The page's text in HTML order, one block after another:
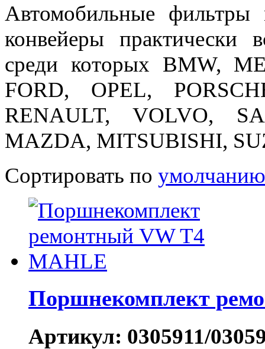
Автомобильные
конвейеры практически
среди которых BMW,
FORD, OPEL,
RENAULT, VOLVO,
MAZDA, MITSUBISHI,
Сортировать по умолчанию
Поршнекомплект
Артикул: 0305911/